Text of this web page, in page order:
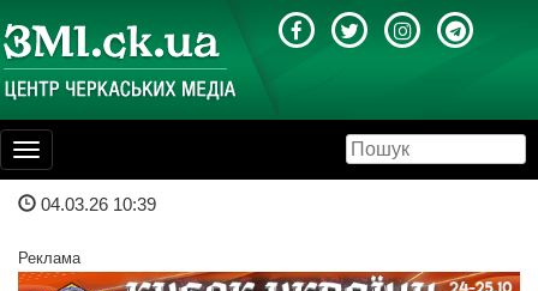
Toggle
navigation
04.03.26 10:39
Реклама